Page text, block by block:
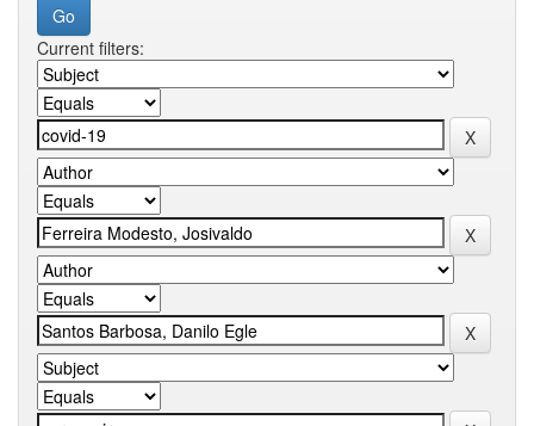
Current filters: